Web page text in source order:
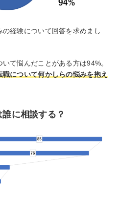
経験について回答を求めまし
て悩んだことがある方は94%。
について何かしらの悩みを抱え
に相談する？